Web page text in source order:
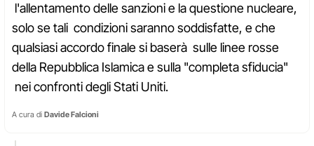
l'allentamento delle sanzioni e la questione nucleare,
solo se tali condizioni saranno soddisfatte, e che
qualsiasi accordo finale si baserà sulle linee rosse
della Repubblica Islamica e sulla "completa sfiducia"
nei confronti degli Stati Uniti.
A cura di Davide Falcioni